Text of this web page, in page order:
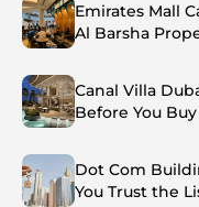
Emirates Mall
Al Barsha
Canal Villa
Before You Buy
Dot Com
You Trust the